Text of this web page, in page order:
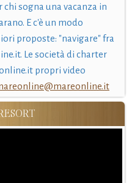
sogna una vacanza in
E c'è un modo
proposte: "navigare" fra
Le società di charter
propri video